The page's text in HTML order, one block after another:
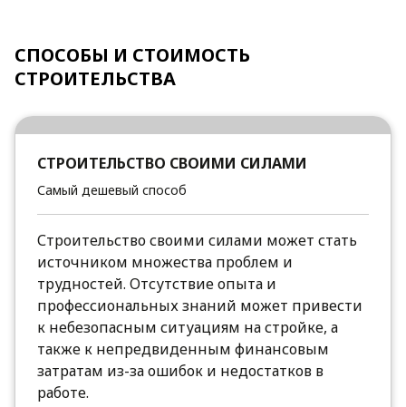
СПОСОБЫ И СТОИМОСТЬ
СТРОИТЕЛЬСТВА
СТРОИТЕЛЬСТВО СВОИМИ СИЛАМИ
Самый дешевый способ
Строительство своими силами может стать
источником множества проблем и
трудностей. Отсутствие опыта и
профессиональных знаний может привести
к небезопасным ситуациям на стройке, а
также к непредвиденным финансовым
затратам из-за ошибок и недостатков в
работе.